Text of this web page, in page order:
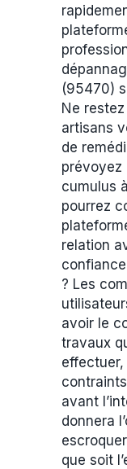
(95470)
Ne
artisans
de
prévoyez
cumulus
pourrez
relation
? Les
avoir le
travaux
avant
donnera
que soit